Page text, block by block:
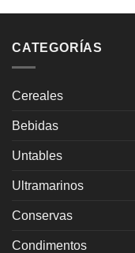
CATEGORÍAS
Cereales
Bebidas
Untables
Ultramarinos
Conservas
Condimentos